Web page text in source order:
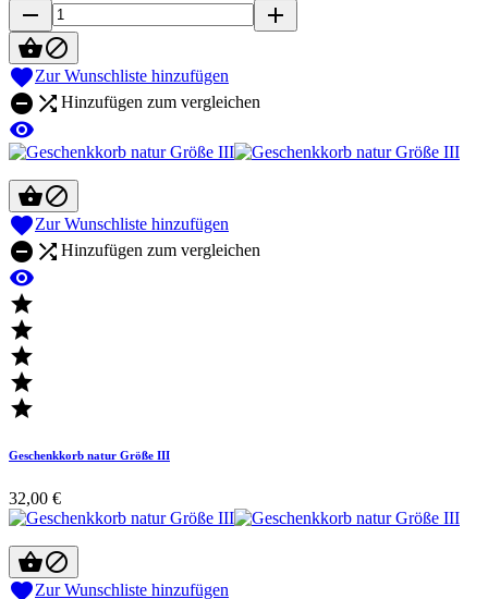
remove
add

Zur Wunschliste hinzufügen
  Hinzufügen zum vergleichen


Zur Wunschliste hinzufügen
  Hinzufügen zum vergleichen






Geschenkkorb natur Größe III
32,00 €

Zur Wunschliste hinzufügen